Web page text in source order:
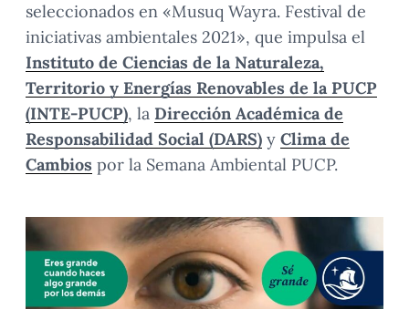
seleccionados en «Musuq Wayra. Festival de
iniciativas ambientales 2021», que impulsa el
Instituto de Ciencias de la Naturaleza,
Territorio y Energías Renovables de la PUCP
(INTE-PUCP), la Dirección Académica de
Responsabilidad Social (DARS) y Clima de
Cambios por la Semana Ambiental PUCP.